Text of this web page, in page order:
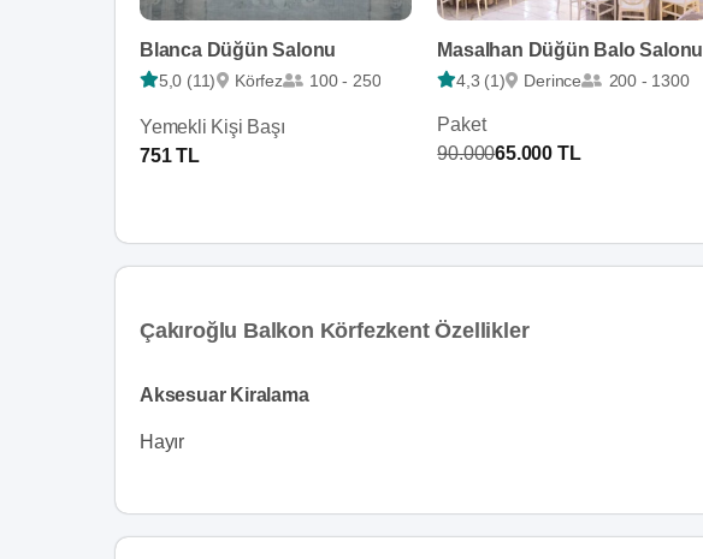
Blanca Düğün Salonu
5,0 (11) Körfez 100 - 250
Yemekli Kişi Başı
751 TL
Masalhan Düğün Balo Salonu
4,3 (1) Derince 200 - 1300
Paket
90.00065.000 TL
Çakıroğlu Balkon Körfezkent Özellikler
Aksesuar Kiralama
Hayır